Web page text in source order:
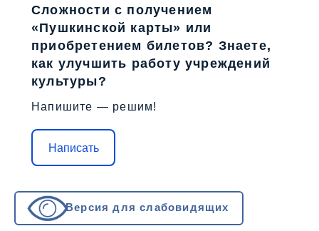
Сложности с получением
«Пушкинской карты» или
приобретением билетов? Знаете,
как улучшить работу учреждений
культуры?
Напишите — решим!
Написать
Версия для слабовидящих